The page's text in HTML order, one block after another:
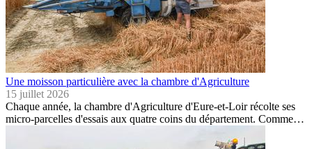
Une moisson particulière avec la chambre d'Agriculture
15 juillet 2026
Chaque année, la chambre d'Agriculture d'Eure-et-Loir récolte ses
micro-parcelles d'essais aux quatre coins du département. Comme…